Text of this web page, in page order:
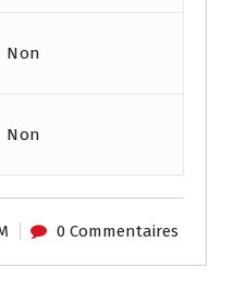
Non
Non
0 Commentaires